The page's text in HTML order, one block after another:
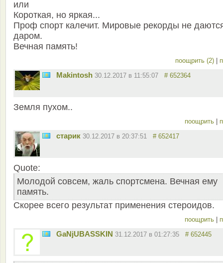
или
Короткая, но яркая...
Проф спорт калечит. Мировые рекорды не
даром.
Вечная память!
поощрить (2) |
Makintosh 30.12.2017 в 11:55:07 # 652364
Земля пухом..
поощрить |
старик 30.12.2017 в 20:37:51 # 652417
Quote:
Молодой совсем, жаль спортсмена. Вечная ему
память.
Скорее всего результат применения стероидов.
поощрить |
GaNjUBASSKIN 31.12.2017 в 01:27:35 # 652445